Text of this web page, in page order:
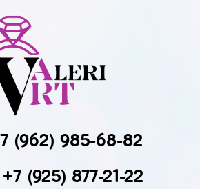
(962) 985-68-82
+7 (925) 877-21-22